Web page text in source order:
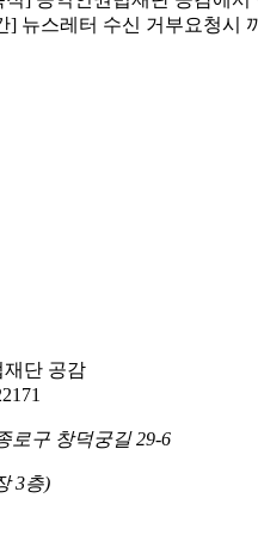
] 뉴스레터 수신 거부요청시
단 공감
로구 창덕궁길 29-6
3층)